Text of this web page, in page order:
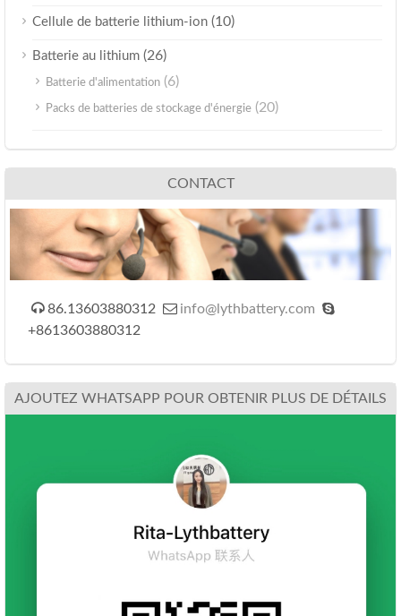
Cellule de batterie lithium-ion (10)
Batterie au lithium (26)
Batterie d'alimentation (6)
Packs de batteries de stockage d'énergie (20)
CONTACT
 86.13603880312  info@lythbattery.com 
+8613603880312
AJOUTEZ WHATSAPP POUR OBTENIR PLUS DE DÉTAILS